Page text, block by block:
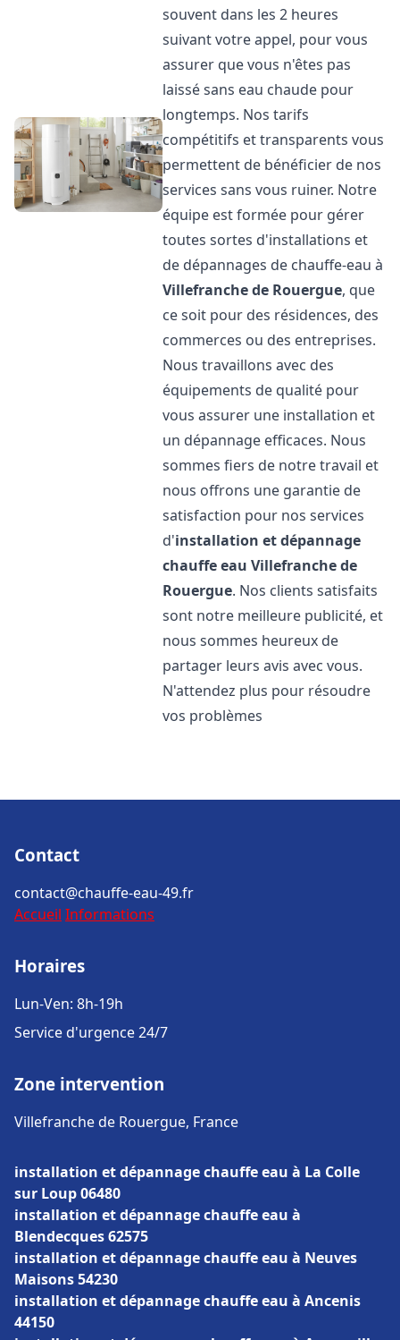
souvent dans les 2 heures
suivant votre appel, pour vous
assurer que vous n'êtes pas
laissé sans eau chaude pour
longtemps. Nos tarifs
compétitifs et transparents vous
permettent de bénéficier de nos
services sans vous ruiner. Notre
équipe est formée pour gérer
toutes sortes d'installations et
de dépannages de chauffe-eau à
Villefranche de Rouergue, que
ce soit pour des résidences, des
commerces ou des entreprises.
Nous travaillons avec des
équipements de qualité pour
vous assurer une installation et
un dépannage efficaces. Nous
sommes fiers de notre travail et
nous offrons une garantie de
satisfaction pour nos services
d'installation et dépannage
chauffe eau Villefranche de
Rouergue. Nos clients satisfaits
sont notre meilleure publicité, et
nous sommes heureux de
partager leurs avis avec vous.
N'attendez plus pour résoudre
vos problèmes
Contact
contact@chauffe-eau-49.fr
Accueil Informations
Horaires
Lun-Ven: 8h-19h
Service d'urgence 24/7
Zone intervention
Villefranche de Rouergue, France
installation et dépannage chauffe eau à La Colle
sur Loup 06480
installation et dépannage chauffe eau à
Blendecques 62575
installation et dépannage chauffe eau à Neuves
Maisons 54230
installation et dépannage chauffe eau à Ancenis
44150